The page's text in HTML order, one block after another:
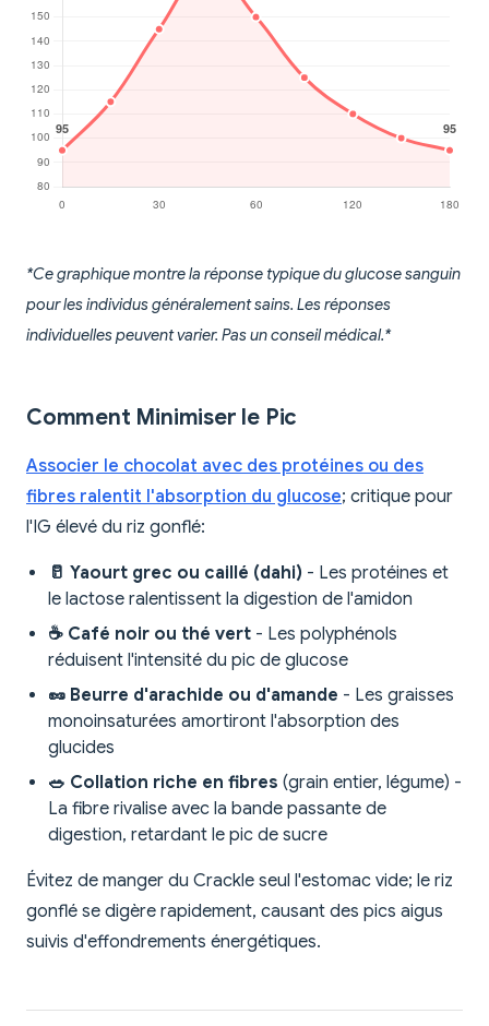
*Ce graphique montre la réponse typique du glucose sanguin
pour les individus généralement sains. Les réponses
individuelles peuvent varier. Pas un conseil médical.*
Comment Minimiser le Pic
Associer le chocolat avec des protéines ou des
fibres ralentit l'absorption du glucose; critique pour
l'IG élevé du riz gonflé:
🥛 Yaourt grec ou caillé (dahi) - Les protéines et
le lactose ralentissent la digestion de l'amidon
☕ Café noir ou thé vert - Les polyphénols
réduisent l'intensité du pic de glucose
🥜 Beurre d'arachide ou d'amande - Les graisses
monoinsaturées amortiront l'absorption des
glucides
🥗 Collation riche en fibres (grain entier, légume) -
La fibre rivalise avec la bande passante de
digestion, retardant le pic de sucre
Évitez de manger du Crackle seul l'estomac vide; le riz
gonflé se digère rapidement, causant des pics aigus
suivis d'effondrements énergétiques.